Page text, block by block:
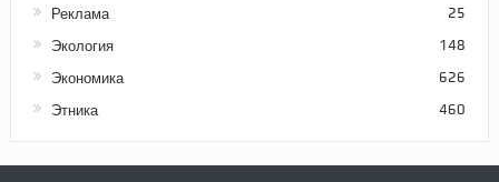
Реклама 25
Экология 148
Экономика 626
Этника 460